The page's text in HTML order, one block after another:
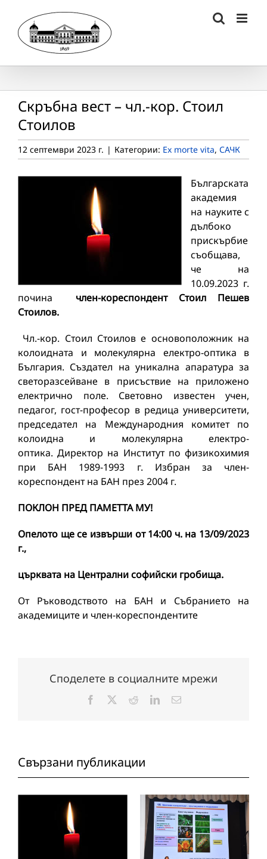
content
Скръбна вест – чл.-кор. Стоил
Стоилов
12 септември 2023 г. | Категории: Ex morte vita, САЧК
Българската
академия
на науките с
дълбоко
прискърбие
съобщава,
че на
10.09.2023 г.
почина член-кореспондент Стоил Пешев
Стоилов.
Чл.-кор. Стоил Стоилов е основоположник на
колоидната и молекулярна електро-оптика в
България. Създател на уникална апаратура за
светоразсейване в присъствие на приложено
електрично поле. Световно известен учен,
педагог, гост-професор в редица университети,
председател на Международния комитет по
колоидна и молекулярна електро-
оптика. Директор на Институт по физикохимия
при БАН 1989-1993 г. Избран за член-
кореспондент на БАН през 2004 г.
ПОКЛОН ПРЕД ПАМЕТТА МУ!
Опелото ще се извърши от 14:00 ч. на 13/09/2023
г.,
църквата на Централни софийски гробища.
От Ръководството на БАН и Събранието на
академиците и член-кореспондентите
Споделете в социалните мрежи
Facebook RedditLinkedInЕлектронна
Свързани публикации